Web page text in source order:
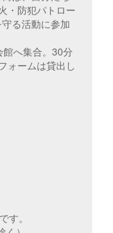
・防犯パトロー
る活動に参加
へ集合。30分
ォームは貸出し
す。